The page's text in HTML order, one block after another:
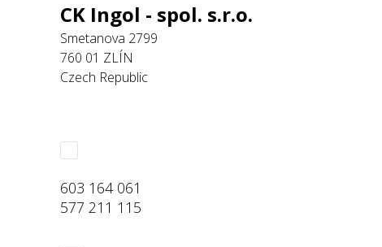
CK Ingol - spol. s.r.o.
Smetanova 2799
760 01 ZLÍN
Czech Republic
603 164 061
577 211 115